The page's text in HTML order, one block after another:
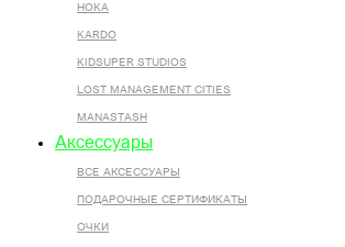
HOKA
KARDO
KIDSUPER STUDIOS
LOST MANAGEMENT CITIES
MANASTASH
Аксессуары
ВСЕ AКСЕССУАРЫ
ПОДАРОЧНЫЕ СЕРТИФИКАТЫ
ОЧКИ